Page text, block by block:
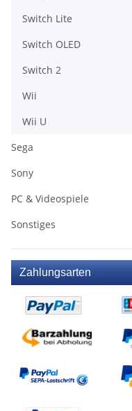
Switch Lite
Switch OLED
Switch 2
Wii
Wii U
Sega
Sony
PC & Videospiele
Sonstiges
Zahlungsarten